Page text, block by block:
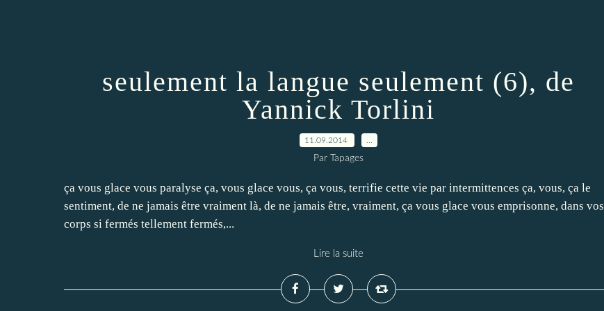
seulement la langue seulement (6), de
Yannick Torlini
11.09.2014
Par Tapages
ça vous glace vous paralyse ça, vous glace vous, ça vous, terrifie cette vie par intermittences ça, vous, ça le
sentiment, de ne jamais être vraiment là, de ne jamais être, vraiment, ça vous glace vous emprisonne, dans vos
corps si fermés tellement fermés,...
Lire la suite